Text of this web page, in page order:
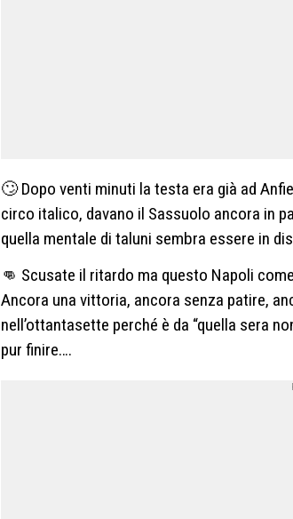
🙄 Dopo venti minuti la testa era già ad
circo italico, davano il Sassuolo ancora in
quella mentale di taluni sembra essere in
👊 Scusate il ritardo ma questo Napoli
Ancora una vittoria, ancora senza patire,
nell’ottantasette perché è da “quella sera
pur finire….